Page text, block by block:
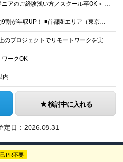
＜エンジニアのご経験浅い方／スクール卒OK＞ ◆学歴不問 ◆未経験OK ＜こんな方は大歓迎！＞ ◎今の収入に不満がある方 ◎新しい言語・スキルに挑戦したい方 ◎腰を据えて活躍したい方 ◎頑張りを評価
社員の約9割が年収UP！ ■首都圏エリア（東京、神奈川、千葉、埼玉勤務） 月給25万円～26万円（固定残業代含む） ※固定残業代は、時間外労働の有無に関わらず17時間分を30,000円～31,200
◆2/3以上のプロジェクトでリモートワークを実施中！ ≪自社拠点≫ ・東京本社／東京都千代田区丸の内二丁目6番1号 丸の内パークビルディング6階 ・関西支社／⼤阪府⼤阪市中央区安⼟町2-3-13 ⼤
ワークOK
内
検討中に入れる
定日： 2026.08.31
己PR不要